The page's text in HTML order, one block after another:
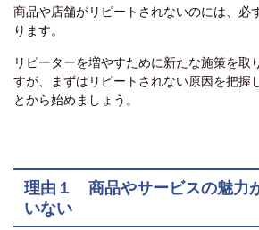
商品や店舗がリピートされないのには、必
ります。
リピーターを増やすために新たな施策を取
すが、まずはリピートされない原因を把握
とから始めましょう。
理由１ 商品やサービスの魅力
いない